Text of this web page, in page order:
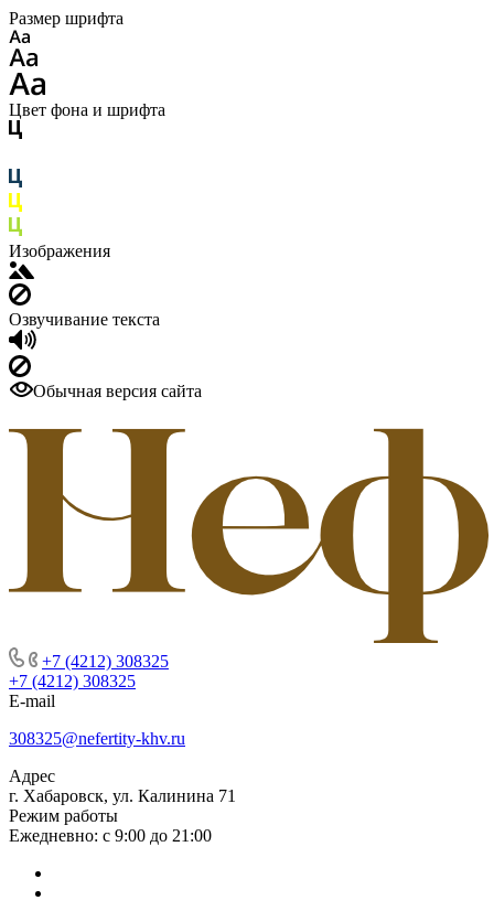
Размер шрифта
Цвет фона и шрифта
Изображения
Озвучивание текста
Обычная версия сайта
+7 (4212) 308325
+7 (4212) 308325
E-mail
308325@nefertity-khv.ru
Адрес
г. Хабаровск, ул. Калинина 71
Режим работы
Ежедневно: с 9:00 до 21:00